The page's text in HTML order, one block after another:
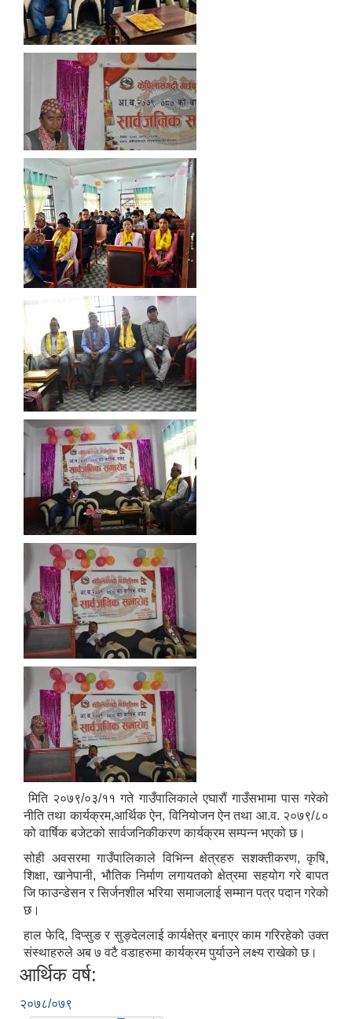
मिति २०७९/०३/११ गते गाउँपालिकाले एघारौं गाउँसभामा पास गरेको
नीति तथा कार्यक्रम,आर्थिक ऐन, विनियोजन ऐन तथा आ.व. २०७९/८०
को वार्षिक बजेटको सार्वजनिकीकरण कार्यक्रम सम्पन्न भएको छ।
सोही अवसरमा गाउँपालिकाले विभिन्न क्षेत्रहरु सशक्तीकरण, कृषि,
शिक्षा, खानेपानी, भौतिक निर्माण लगायतको क्षेत्रमा सहयोग गरे बापत
जि फाउन्डेसन र सिर्जनशील भरिया समाजलाई सम्मान पत्र पदान गरेको
छ।
हाल फेदि, दिप्सुङ र सुङ्देललाई कार्यक्षेत्र बनाएर काम गरिरहेको उक्त
संस्थाहरुले अब ७ वटै वडाहरुमा कार्यक्रम पुर्याउने लक्ष्य राखेको छ।
आर्थिक वर्ष:
२०७८/०७९